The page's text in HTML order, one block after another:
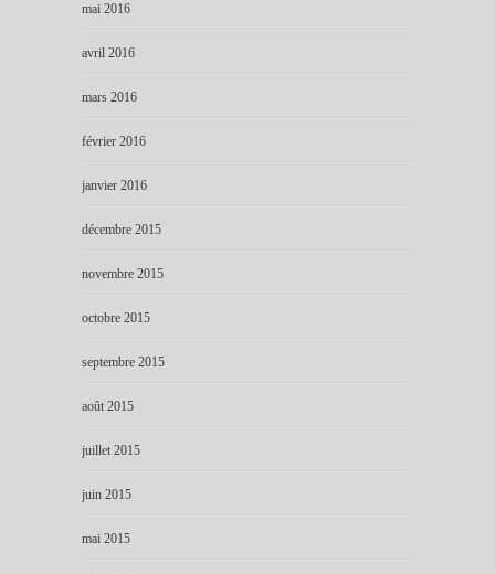
mai 2016
avril 2016
mars 2016
février 2016
janvier 2016
décembre 2015
novembre 2015
octobre 2015
septembre 2015
août 2015
juillet 2015
juin 2015
mai 2015